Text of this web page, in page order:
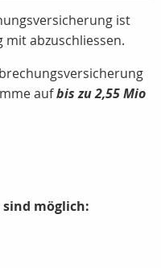
ist
abzuschliessen.
aufbis zu 2,55 Mio
sind möglich: